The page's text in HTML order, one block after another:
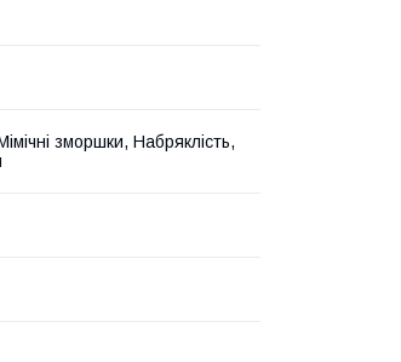
зморшки, Набряклість,